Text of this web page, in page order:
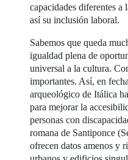
capacidades diferentes a
así su inclusión laboral.
Sabemos que queda
igualdad plena de
universal a la cultura.
importantes. Así, en
arqueológico de Itálica
para mejorar la
personas con
romana de Santiponce
ofrecen datos amenos y